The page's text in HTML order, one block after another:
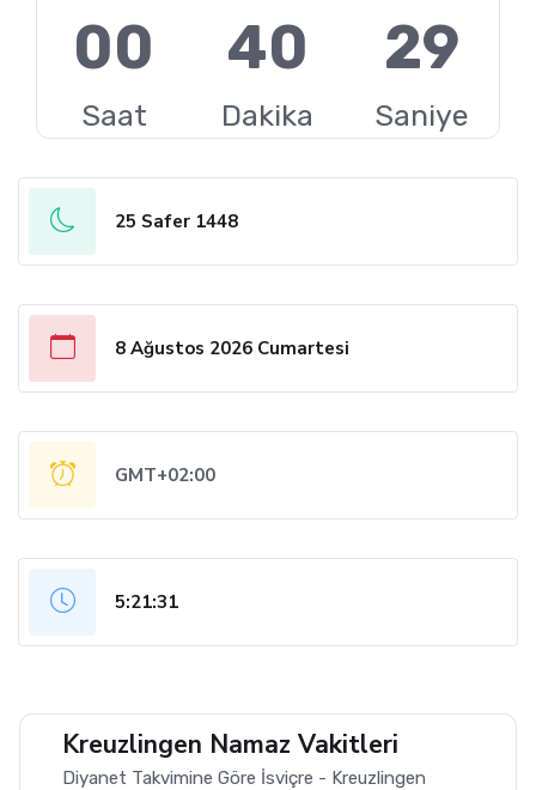
00
Saat
40
Dakika
28
Saniye
25 Safer 1448
8 Ağustos 2026 Cumartesi
GMT+02:00
5:21:32
Kreuzlingen Namaz Vakitleri
Diyanet Takvimine Göre İsviçre - Kreuzlingen